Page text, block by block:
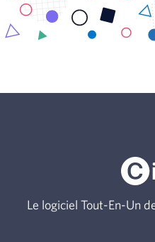
Le logiciel Tout-En-Un